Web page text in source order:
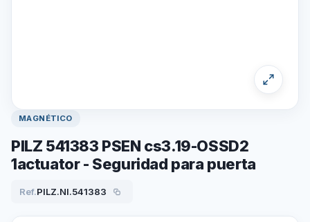
MAGNÉTICO
PILZ 541383 PSEN cs3.19-OSSD2
1actuator - Seguridad para puerta
Ref.PILZ.NI.541383